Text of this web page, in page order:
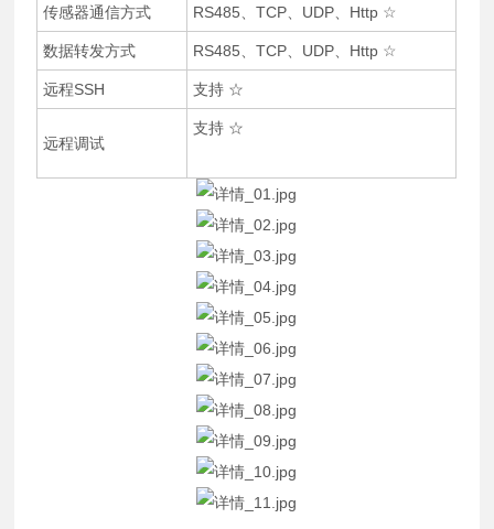
传感器通信方式 RS485、TCP、UDP、Http ☆
数据转发方式 RS485、TCP、UDP、Http ☆
远程SSH 支持 ☆
远程调试
支持 ☆